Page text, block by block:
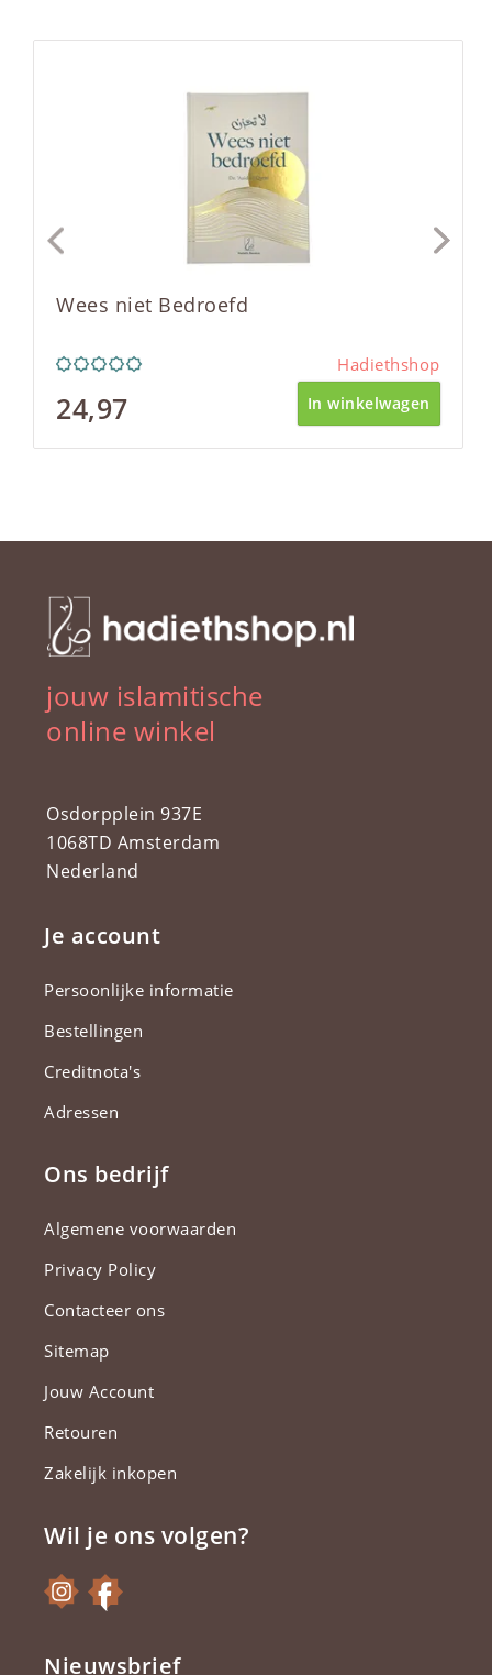
Wees niet Bedroefd
Hadiethshop
24,97 In winkelwagen
jouw islamitische
online winkel
Osdorpplein 937E
1068TD Amsterdam
Nederland
Je account
Persoonlijke informatie
Bestellingen
Creditnota's
Adressen
Ons bedrijf
Algemene voorwaarden
Privacy Policy
Contacteer ons
Sitemap
Jouw Account
Retouren
Zakelijk inkopen
Wil je ons volgen?
Nieuwsbrief